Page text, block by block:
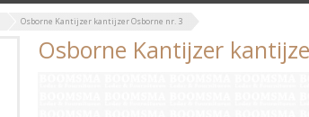
Osborne Kantijzer kantijzer Osborne nr. 3
Osborne Kantijzer